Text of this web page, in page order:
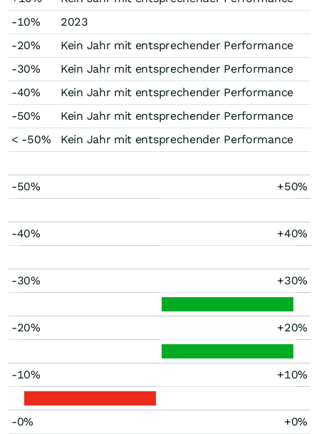
-10%
2023
-20%
Kein Jahr mit entsprechender Performance
-30%
Kein Jahr mit entsprechender Performance
-40%
Kein Jahr mit entsprechender Performance
-50%
Kein Jahr mit entsprechender Performance
< -50%
Kein Jahr mit entsprechender Performance
-50% +50%
-40% +40%
-30% +30%
-20% +20%
-10% +10%
-0% +0%